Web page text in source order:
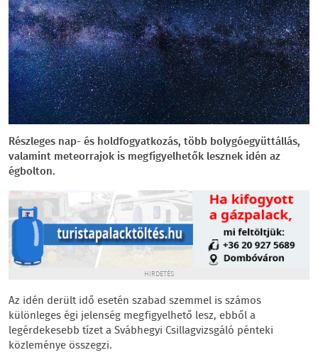
Részleges nap- és holdfogyatkozás, több bolygóegyüttállás,
valamint meteorrajok is megfigyelhetők lesznek idén az
égbolton.
HIRDETÉS
Az idén derült idő esetén szabad szemmel is számos
különleges égi jelenség megfigyelhető lesz, ebből a
legérdekesebb tízet a Svábhegyi Csillagvizsgáló pénteki
közleménye összegzi.